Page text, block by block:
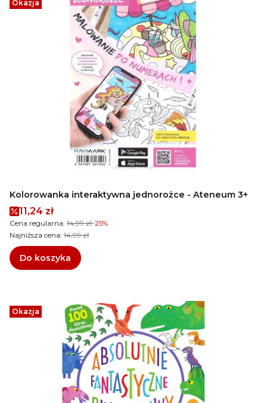
Okazja
Kolorowanka interaktywna jednorożce - Ateneum 3+
Cena promocyjna
11,24 zł
Cena regularna: 14,99 zł-25%
Najniższa cena: 14,99 zł
Do koszyka
Okazja